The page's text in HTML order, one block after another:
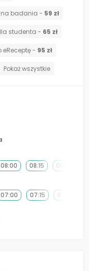
na badania - 59 zł
studenta - 65 zł
eReceptę - 95 zł
Pokaż wszystkie
08:00 08:15 08:30
07:00 07:15 07:30